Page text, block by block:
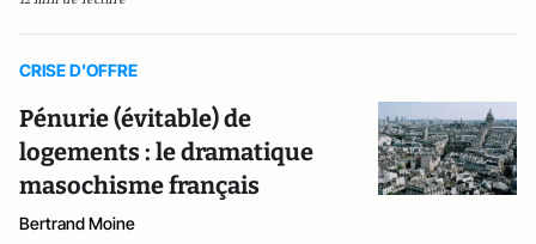
CRISE D'OFFRE
Pénurie (évitable) de
logements : le dramatique
masochisme français
Bertrand Moine